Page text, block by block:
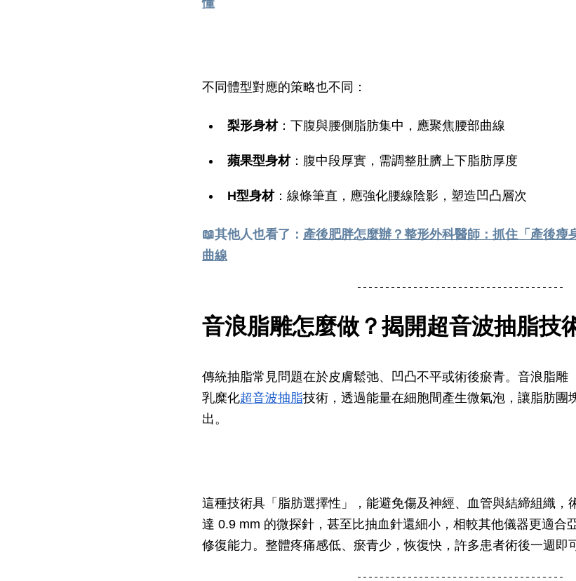
不同體型對應的策略也不同：
梨形身材：下腹與腰側脂肪集中，應聚焦腰部曲線
蘋果型身材：腹中段厚實，需調整肚臍上下脂肪厚度
H型身材：線條筆直，應強化腰線陰影，塑造凹凸層次
📖其他人也看了： 產後肥胖怎麼辦？整形外科醫師：抓住「產後瘦
曲線
音浪脂雕怎麼做？揭開超音波抽脂技
傳統抽脂常見問題在於皮膚鬆弛、凹凸不平或術後瘀青。音浪脂雕
乳糜化超音波抽脂技術，透過能量在細胞間產生微氣泡，讓脂肪團
出。
這種技術具「脂肪選擇性」，能避免傷及神經、血管與結締組織，
達 0.9 mm 的微探針，甚至比抽血針還細小，相較其他儀器更適合
修復能力。整體疼痛感低、瘀青少，恢復快，許多患者術後一週即